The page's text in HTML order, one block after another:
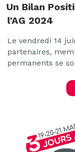
Un Bilan
l’AG 2024
Le vendredi 14
partenaires,
permanents se